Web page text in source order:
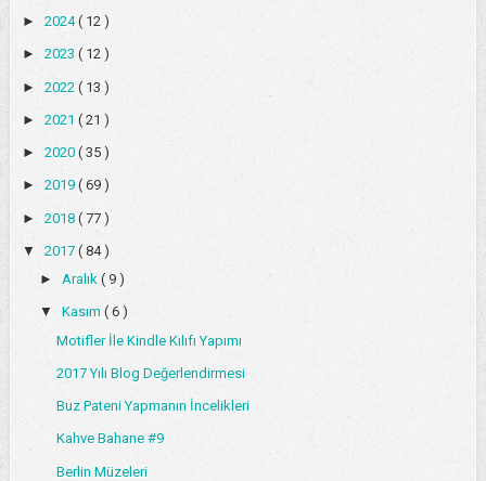
► 2024( 12 )
► 2023 ( 12 )
► 2022 ( 13 )
► 2021 ( 21 )
► 2020 ( 35 )
► 2019 ( 69 )
► 2018 ( 77 )
▼ 2017 ( 84 )
► Aralık ( 9 )
▼ Kasım ( 6 )
Motifler İle Kindle Kılıfı Yapımı
2017 Yılı Blog Değerlendirmesi
Buz Pateni Yapmanın İncelikleri
Kahve Bahane #9
Berlin Müzeleri